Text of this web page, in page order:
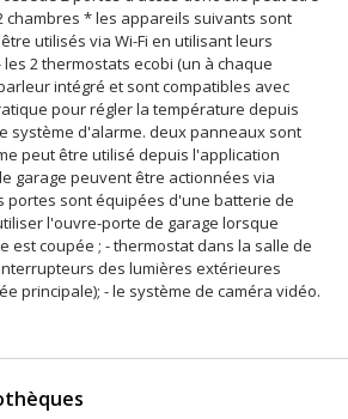
chambres * les appareils suivants sont
leurs
2 thermostats ecobi (un à chaque
système d'alarme. deux panneaux sont
garage peuvent être actionnées via
sont équipées d'une batterie de
porte de garage lorsque
est coupée ; - thermostat dans la salle de
des lumières extérieures
entrée principale); - le système de caméra vidéo.